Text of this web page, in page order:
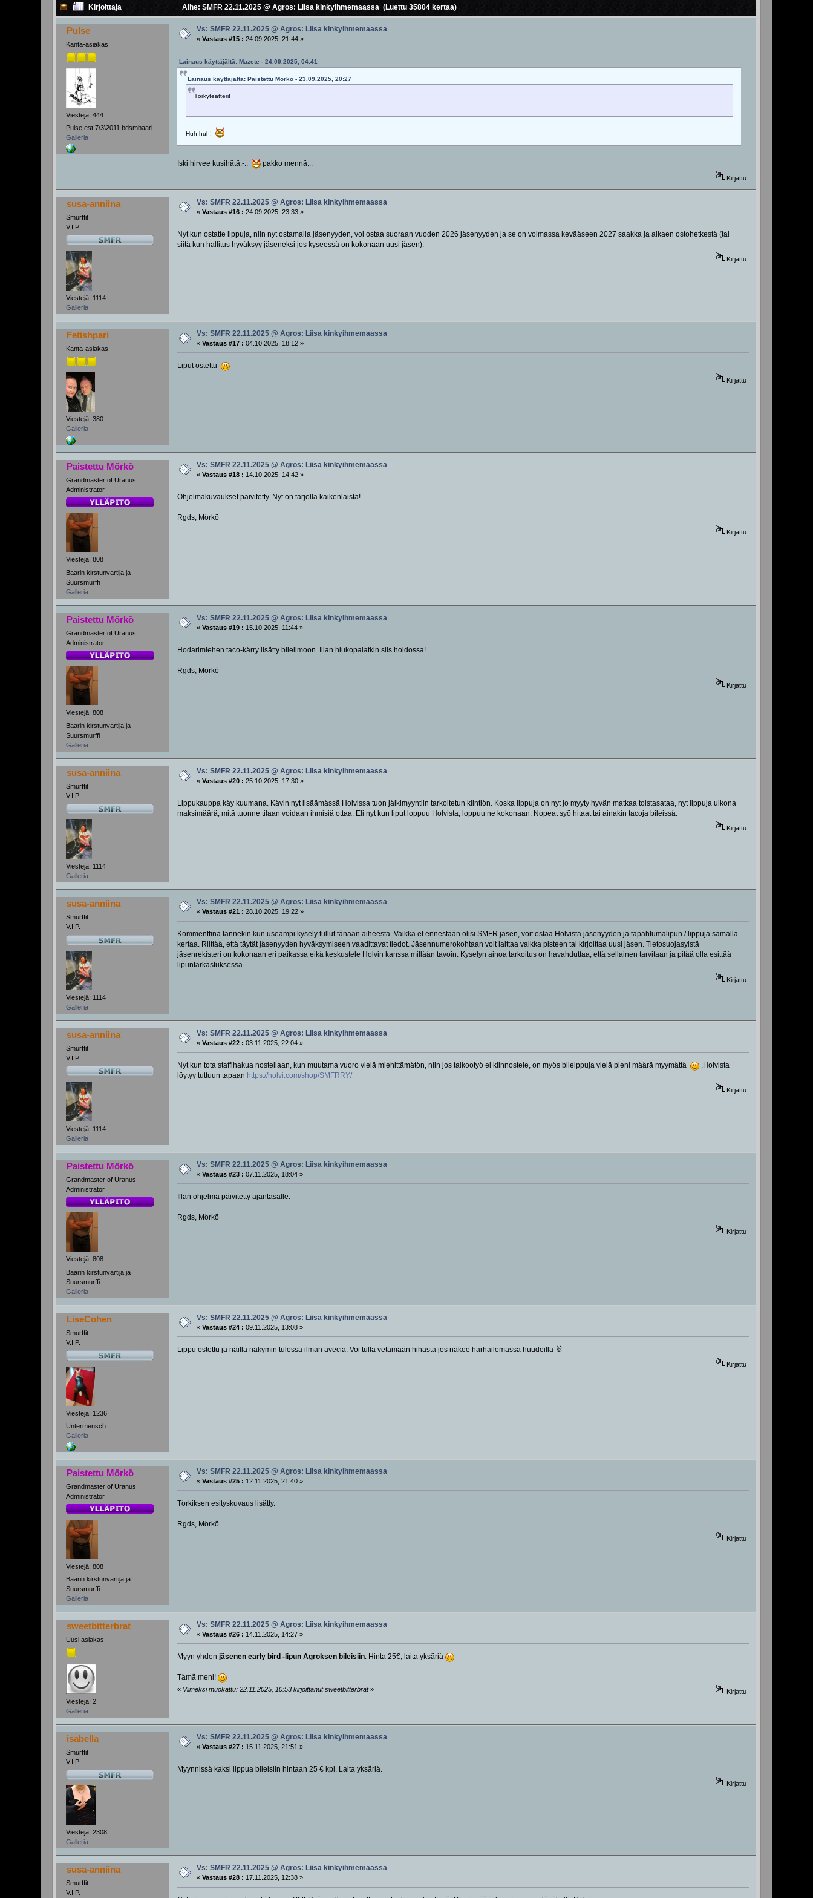
Kirjoittaja Aihe: SMFR 22.11.2025 @ Agros: Liisa kinkyihmemaassa (Luettu 35804 kertaa)
Pulse
Kanta-asiakas
Viestejä: 444
Pulse est 7\3\2011 bdsmbaari
Galleria
Vs: SMFR 22.11.2025 @ Agros: Liisa kinkyihmemaassa
«Vastaus #15 : 24.09.2025, 21:44 »
Lainaus käyttäjältä: Mazete - 24.09.2025, 04:41
Lainaus käyttäjältä: Paistettu Mörkö - 23.09.2025, 20:27
Törkyteatteri!
Huh huh!
Iski hirvee kusihätä.-.. pakko mennä...
Kirjattu
susa-anniina
Smurffit
V.I.P.
Viestejä: 1114
Galleria
Vs: SMFR 22.11.2025 @ Agros: Liisa kinkyihmemaassa
«Vastaus #16 : 24.09.2025, 23:33 »
Nyt kun ostatte lippuja, niin nyt ostamalla jäsenyyden, voi ostaa suoraan vuoden 2026 jäsenyyden ja se on voimassa kevääseen 2027 saakka ja alkaen ostohetkestä (tai
siitä kun hallitus hyväksyy jäseneksi jos kyseessä on kokonaan uusi jäsen).
Kirjattu
Fetishpari
Kanta-asiakas
Viestejä: 380
Galleria
Vs: SMFR 22.11.2025 @ Agros: Liisa kinkyihmemaassa
«Vastaus #17 : 04.10.2025, 18:12 »
Liput ostettu
Kirjattu
Paistettu Mörkö
Grandmaster of Uranus
Administrator
Viestejä: 808
Baarin kirstunvartija ja
Suursmurffi
Galleria
Vs: SMFR 22.11.2025 @ Agros: Liisa kinkyihmemaassa
«Vastaus #18 : 14.10.2025, 14:42 »
Ohjelmakuvaukset päivitetty. Nyt on tarjolla kaikenlaista!
Rgds, Mörkö
Kirjattu
Paistettu Mörkö
Grandmaster of Uranus
Administrator
Viestejä: 808
Baarin kirstunvartija ja
Suursmurffi
Galleria
Vs: SMFR 22.11.2025 @ Agros: Liisa kinkyihmemaassa
«Vastaus #19 : 15.10.2025, 11:44 »
Hodarimiehen taco-kärry lisätty bileilmoon. Illan hiukopalatkin siis hoidossa!
Rgds, Mörkö
Kirjattu
susa-anniina
Smurffit
V.I.P.
Viestejä: 1114
Galleria
Vs: SMFR 22.11.2025 @ Agros: Liisa kinkyihmemaassa
«Vastaus #20 : 25.10.2025, 17:30 »
Lippukauppa käy kuumana. Kävin nyt lisäämässä Holvissa tuon jälkimyyntiin tarkoitetun kiintiön. Koska lippuja on nyt jo myyty hyvän matkaa toistasataa, nyt lippuja ulkona
maksimäärä, mitä tuonne tilaan voidaan ihmisiä ottaa. Eli nyt kun liput loppuu Holvista, loppuu ne kokonaan. Nopeat syö hitaat tai ainakin tacoja bileissä.
Kirjattu
susa-anniina
Smurffit
V.I.P.
Viestejä: 1114
Galleria
Vs: SMFR 22.11.2025 @ Agros: Liisa kinkyihmemaassa
«Vastaus #21 : 28.10.2025, 19:22 »
Kommenttina tännekin kun useampi kysely tullut tänään aiheesta. Vaikka et ennestään olisi SMFR jäsen, voit ostaa Holvista jäsenyyden ja tapahtumalipun / lippuja samalla
kertaa. Riittää, että täytät jäsenyyden hyväksymiseen vaadittavat tiedot. Jäsennumerokohtaan voit laittaa vaikka pisteen tai kirjoittaa uusi jäsen. Tietosuojasyistä
jäsenrekisteri on kokonaan eri paikassa eikä keskustele Holvin kanssa millään tavoin. Kyselyn ainoa tarkoitus on havahduttaa, että sellainen tarvitaan ja pitää olla esittää
lipuntarkastuksessa.
Kirjattu
susa-anniina
Smurffit
V.I.P.
Viestejä: 1114
Galleria
Vs: SMFR 22.11.2025 @ Agros: Liisa kinkyihmemaassa
«Vastaus #22 : 03.11.2025, 22:04 »
Nyt kun tota staffihakua nostellaan, kun muutama vuoro vielä miehittämätön, niin jos talkootyö ei kiinnostele, on myös bileippuja vielä pieni määrä myymättä
.Holvista
löytyy tuttuun tapaan https://holvi.com/shop/SMFRRY/
Kirjattu
Paistettu Mörkö
Grandmaster of Uranus
Administrator
Viestejä: 808
Baarin kirstunvartija ja
Suursmurffi
Galleria
Vs: SMFR 22.11.2025 @ Agros: Liisa kinkyihmemaassa
«Vastaus #23 : 07.11.2025, 18:04 »
Illan ohjelma päivitetty ajantasalle.
Rgds, Mörkö
Kirjattu
LiseCohen
Smurffit
V.I.P.
Viestejä: 1236
Untermensch
Galleria
Vs: SMFR 22.11.2025 @ Agros: Liisa kinkyihmemaassa
«Vastaus #24 : 09.11.2025, 13:08 »
Lippu ostettu ja näillä näkymin tulossa ilman avecia. Voi tulla vetämään hihasta jos näkee harhailemassa huudeilla 🐰
Kirjattu
Paistettu Mörkö
Grandmaster of Uranus
Administrator
Viestejä: 808
Baarin kirstunvartija ja
Suursmurffi
Galleria
Vs: SMFR 22.11.2025 @ Agros: Liisa kinkyihmemaassa
«Vastaus #25 : 12.11.2025, 21:40 »
Törkiksen esityskuvaus lisätty.
Rgds, Mörkö
Kirjattu
sweetbitterbrat
Uusi asiakas
Viestejä: 2
Galleria
Vs: SMFR 22.11.2025 @ Agros: Liisa kinkyihmemaassa
«Vastaus #26 : 14.11.2025, 14:27 »
Myyn yhdenjäsenen early bird -lipun Agroksen bileisiin. Hinta 25€, laita yksäriä
Tämä meni!
« Viimeksi muokattu: 22.11.2025, 10:53 kirjoittanut sweetbitterbrat» Kirjattu
isabella
Smurffit
V.I.P.
Viestejä: 2308
Galleria
Vs: SMFR 22.11.2025 @ Agros: Liisa kinkyihmemaassa
«Vastaus #27 : 15.11.2025, 21:51 »
Myynnissä kaksi lippua bileisiin hintaan 25 € kpl. Laita yksäriä.
Kirjattu
susa-anniina
Smurffit
V.I.P.
Vs: SMFR 22.11.2025 @ Agros: Liisa kinkyihmemaassa
«Vastaus #28 : 17.11.2025, 12:38 »